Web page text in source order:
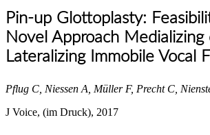
Pin-up Glottoplasty:
Novel Approach Medializing
Lateralizing Immobile Vocal
Pflug C, Niessen A, Müller F, Precht C,
J Voice, (im Druck), 2017